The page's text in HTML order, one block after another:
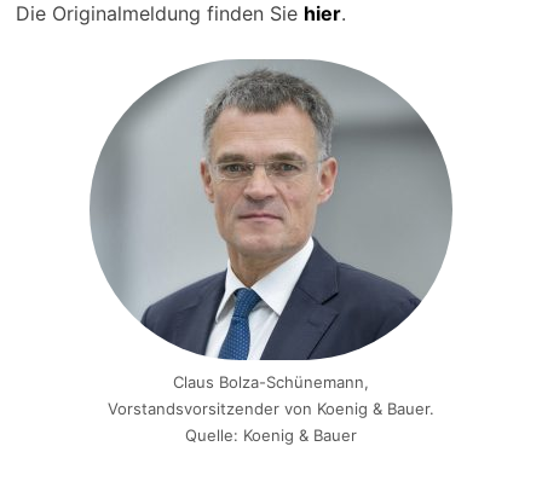
Die Originalmeldung finden Sie hier.
Claus Bolza-Schünemann,
Vorstandsvorsitzender von Koenig & Bauer.
Quelle: Koenig & Bauer